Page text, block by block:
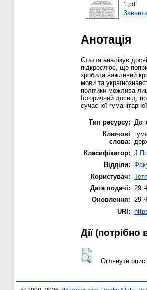
1.pdf
Анотація
Стаття аналізує
підкреслює, що
зробила важливий
мови та
політики можлива
Історичний досвід,
сучасної
Тип ресурсу:
Ключові
слова:
Класифікатор: J
Відділи:
Користувач:
Дата подачі:
29
Оновлення:
29
URI:
Дії ​​(потрібно
Оглянути опис